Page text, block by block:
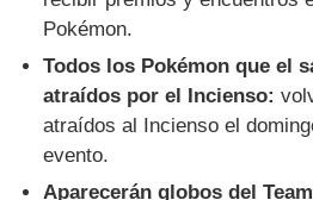
Pokémon.
Todos los Pokémon que el
atraídos por el Incienso:
atraídos al Incienso el
evento.
Aparecerán globos del